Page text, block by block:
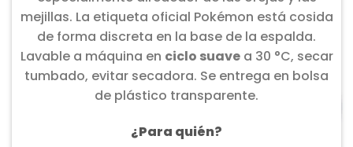
mejillas. La etiqueta oficial Pokémon está cosida
de forma discreta en la base de la espalda.
Lavable a máquina en ciclo suavea 30 °C, secar
tumbado, evitar secadora. Se entrega en bolsa
de plástico transparente.
¿Para quién?